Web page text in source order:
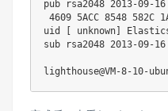
pub rsa2048 2013-09-16
4609 5ACC 8548 582C
uid
[ unknown]
sub rsa2048 2013-09-16
lighthouse@VM-8-10-